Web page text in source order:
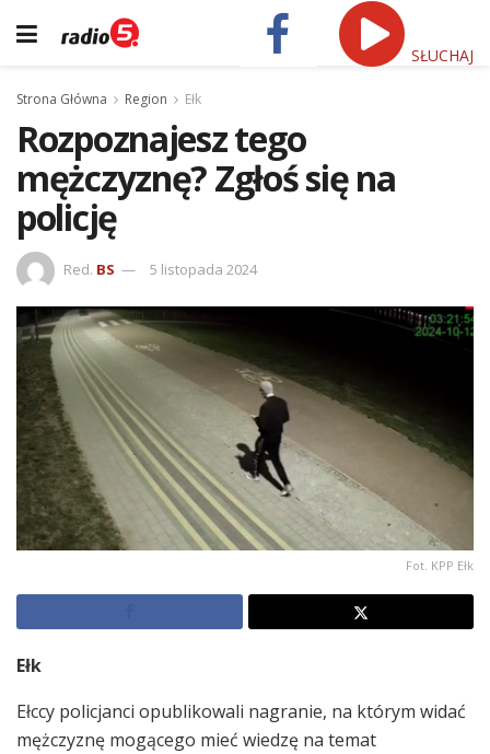
SŁUCHAJ
Strona Główna Region Ełk
Rozpoznajesz tego
mężczyznę? Zgłoś się na
policję
Red. BS 5 listopada 2024
Fot. KPP Ełk
Ełk
Ełccy policjanci opublikowali nagranie, na którym widać
mężczyznę mogącego mieć wiedzę na temat